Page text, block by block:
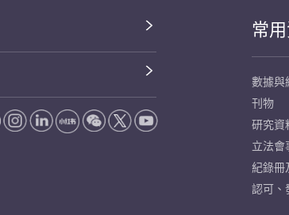
常
數據與
刊物
研究資
立法會
紀錄冊
認可、